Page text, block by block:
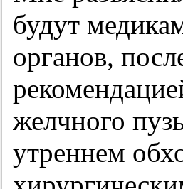
будут
органов,
желчного
утреннем